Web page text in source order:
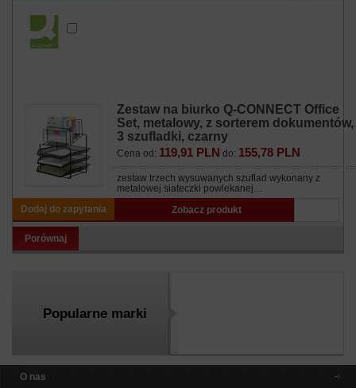
Zestaw na biurko Q-CONNECT Office
Set, metalowy, z sorterem dokumentów,
3 szufladki, czarny
Cena od: 119,91 PLN do: 155,78 PLN
zestaw trzech wysuwanych szuflad wykonany z
metalowej siateczki powlekanej…
Dodaj do zapytania
Zobacz produkt
Porównaj
Popularne marki
O nas